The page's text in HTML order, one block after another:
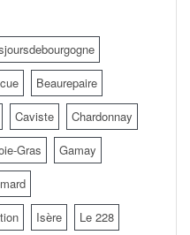
Beaurepaire
Caviste
Chardonnay
Gras
Gamay
Isère
Le 228